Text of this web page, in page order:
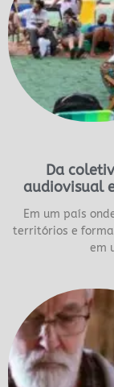
Da
audiovisual
Em um país
territórios e
em